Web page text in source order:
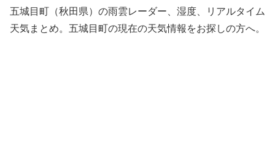
五城目町（秋田県）の雨雲レーダー、湿度、リアルタイム
天気まとめ。五城目町の現在の天気情報をお探しの方へ。